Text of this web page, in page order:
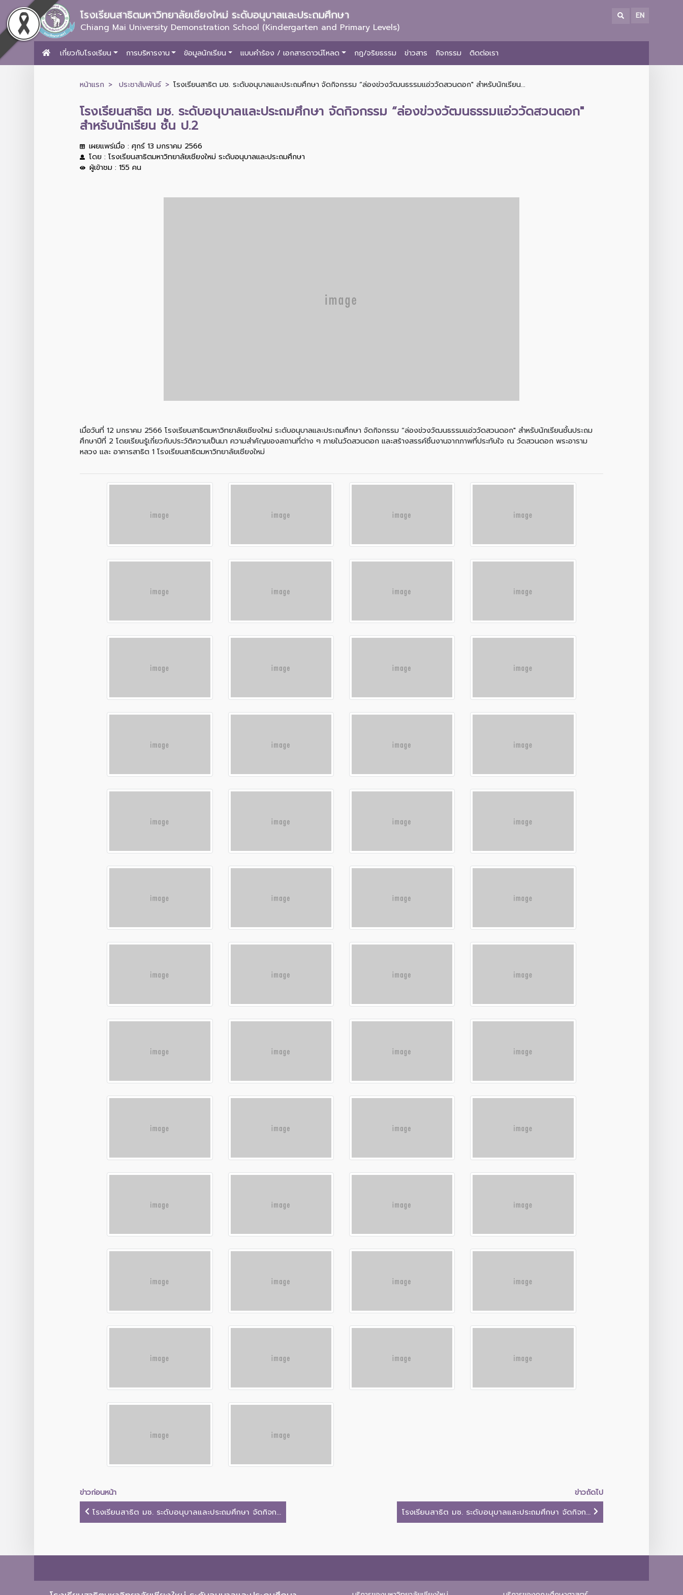
โรงเรียนสาธิตมหาวิทยาลัยเชียงใหม่ ระดับอนุบาลและประถมศึกษา
Chiang Mai University Demonstration School (Kindergarten and Primary Levels)
EN
เกี่ยวกับโรงเรียน การบริหารงาน ข้อมูลนักเรียน แบบคำร้อง / เอกสารดาวน์โหลด กฎ/จริยธรรม ข่าวสาร กิจกรรม ติดต่อเรา
หน้าแรก ประชาสัมพันธ์ โรงเรียนสาธิต มช. ระดับอนุบาลและประถมศึกษา จัดกิจกรรม “ล่องข่วงวัฒนธรรมแอ่ววัดสวนดอก" สำหรับนักเรียน...
โรงเรียนสาธิต มช. ระดับอนุบาลและประถมศึกษา จัดกิจกรรม “ล่องข่วงวัฒนธรรมแอ่ววัดสวนดอก"
สำหรับนักเรียน ชั้น ป.2
เผยแพร่เมื่อ : ศุกร์ 13 มกราคม 2566
โดย : โรงเรียนสาธิตมหาวิทยาลัยเชียงใหม่ ระดับอนุบาลและประถมศึกษา
ผู้เข้าชม : 155 คน
เมื่อวันที่ 12 มกราคม 2566 โรงเรียนสาธิตมหาวิทยาลัยเชียงใหม่ ระดับอนุบาลและประถมศึกษา จัดกิจกรรม “ล่องข่วงวัฒนธรรมแอ่ววัดสวนดอก" สำหรับนักเรียนชั้นประถม
ศึกษาปีที่ 2 โดยเรียนรู้เกี่ยวกับประวัติความเป็นมา ความสำคัญของสถานที่ต่าง ๆ ภายในวัดสวนดอก และสร้างสรรค์ชิ้นงานจากภาพที่ประทับใจ ณ วัดสวนดอก พระอาราม
หลวง และ อาคารสาธิต 1 โรงเรียนสาธิตมหาวิทยาลัยเชียงใหม่
ข่าวก่อนหน้า
ข่าวถัดไป
โรงเรียนสาธิต มช. ระดับอนุบาลและประถมศึกษา จัดกิจก...
โรงเรียนสาธิต มช. ระดับอนุบาลและประถมศึกษา จัดกิจก...